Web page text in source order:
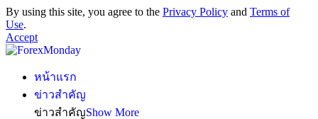
By using this site, you agree to the Privacy Policy and Terms of
Use.
Accept
หน้าแรก
ข่าวสำคัญ
ข่าวสำคัญShow More